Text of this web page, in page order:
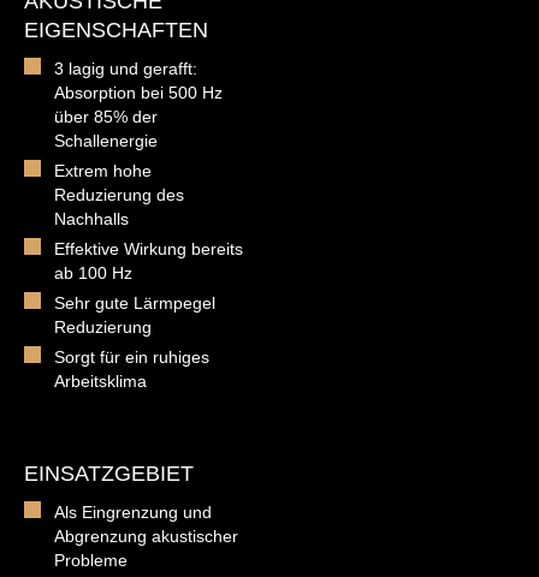
EIGENSCHAFTEN
3 lagig und gerafft:
Absorption bei 500 Hz
über 85% der
Schallenergie
Extrem hohe
Reduzierung des
Nachhalls
Effektive Wirkung bereits
ab 100 Hz
Sehr gute Lärmpegel
Reduzierung
Sorgt für ein ruhiges
Arbeitsklima
EINSATZGEBIET
Als Eingrenzung und
Abgrenzung akustischer
Probleme